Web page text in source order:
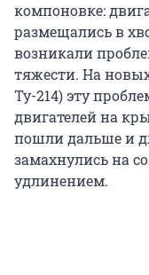
компоновке:
размещались в
возникали
тяжести. На
Ту-214) эту
двигателей на
пошли дальше и
замахнулись на
удлинением.